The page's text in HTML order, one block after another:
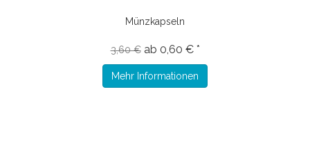
Münzkapseln
3,60 € ab 0,60 € *
Mehr Informationen